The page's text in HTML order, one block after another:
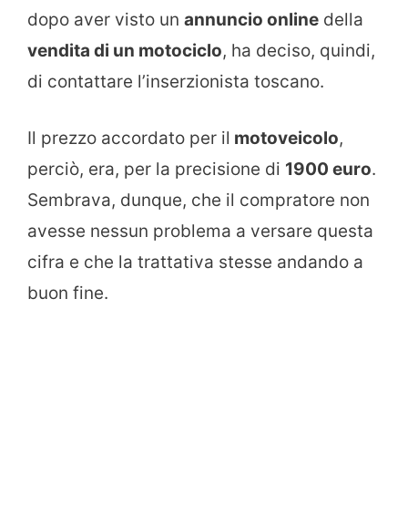
dopo aver visto un annuncio online della
vendita di un motociclo, ha deciso, quindi,
di contattare l’inserzionista toscano.
Il prezzo accordato per il motoveicolo,
perciò, era, per la precisione di 1900 euro.
Sembrava, dunque, che il compratore non
avesse nessun problema a versare questa
cifra e che la trattativa stesse andando a
buon fine.